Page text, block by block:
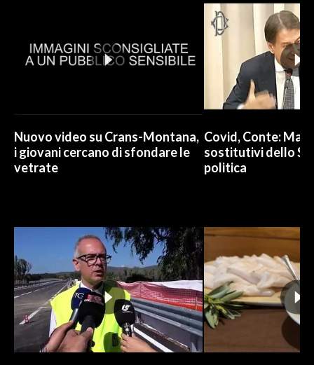
Nuovo video su Crans-Montana,
i giovani cercano di sfondare le
vetrate
Covid, Conte: Mai
sostitutivi dello
politica